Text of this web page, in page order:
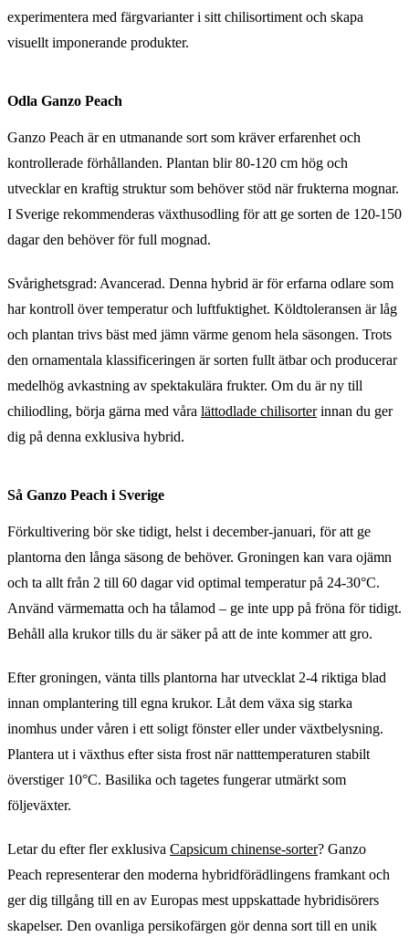
experimentera med färgvarianter i sitt chilisortiment och skapa
visuellt imponerande produkter.
Odla Ganzo Peach
Ganzo Peach är en utmanande sort som kräver erfarenhet och
kontrollerade förhållanden. Plantan blir 80-120 cm hög och
utvecklar en kraftig struktur som behöver stöd när frukterna mognar.
I Sverige rekommenderas växthusodling för att ge sorten de 120-150
dagar den behöver för full mognad.
Svårighetsgrad: Avancerad. Denna hybrid är för erfarna odlare som
har kontroll över temperatur och luftfuktighet. Köldtoleransen är låg
och plantan trivs bäst med jämn värme genom hela säsongen. Trots
den ornamentala klassificeringen är sorten fullt ätbar och producerar
medelhög avkastning av spektakulära frukter. Om du är ny till
chiliodling, börja gärna med våra lättodlade chilisorterinnan du ger
dig på denna exklusiva hybrid.
Så Ganzo Peach i Sverige
Förkultivering bör ske tidigt, helst i december-januari, för att ge
plantorna den långa säsong de behöver. Groningen kan vara ojämn
och ta allt från 2 till 60 dagar vid optimal temperatur på 24-30°C.
Använd värmematta och ha tålamod – ge inte upp på fröna för tidigt.
Behåll alla krukor tills du är säker på att de inte kommer att gro.
Efter groningen, vänta tills plantorna har utvecklat 2-4 riktiga blad
innan omplantering till egna krukor. Låt dem växa sig starka
inomhus under våren i ett soligt fönster eller under växtbelysning.
Plantera ut i växthus efter sista frost när natttemperaturen stabilt
överstiger 10°C. Basilika och tagetes fungerar utmärkt som
följeväxter.
Letar du efter fler exklusiva Capsicum chinense-sorter? Ganzo
Peach representerar den moderna hybridförädlingens framkant och
ger dig tillgång till en av Europas mest uppskattade hybridisörers
skapelser. Den ovanliga persikofärgen gör denna sort till en unik